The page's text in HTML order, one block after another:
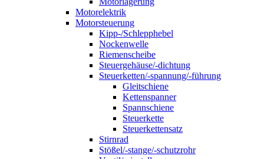
Motorelektrik
Motorsteuerung
Kipp-/Schlepphebel
Nockenwelle
Riemenscheibe
Steuergehäuse/-dichtung
Steuerketten/-spannung/-führung
Gleitschiene
Kettenspanner
Spannschiene
Steuerkette
Steuerkettensatz
Stirnrad
Stößel/-stange/-schutzrohr